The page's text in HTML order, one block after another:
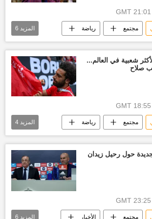
مجتمع رياضة
برشلونة أومتيتي
أومتيتي أخبار إسبانيا
المزيد 6
شعبية في العالم...
صلاح
مجتمع رياضة
الإسباني
أخبار إسبانيا
المزيد 4
حول رحيل زيدان
مجتمع الأخبار المزيد 6